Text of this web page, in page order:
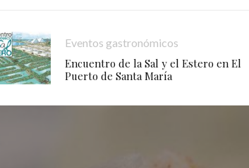
Eventos gastronómicos
Encuentro de la Sal y el Estero en El
Puerto de Santa María